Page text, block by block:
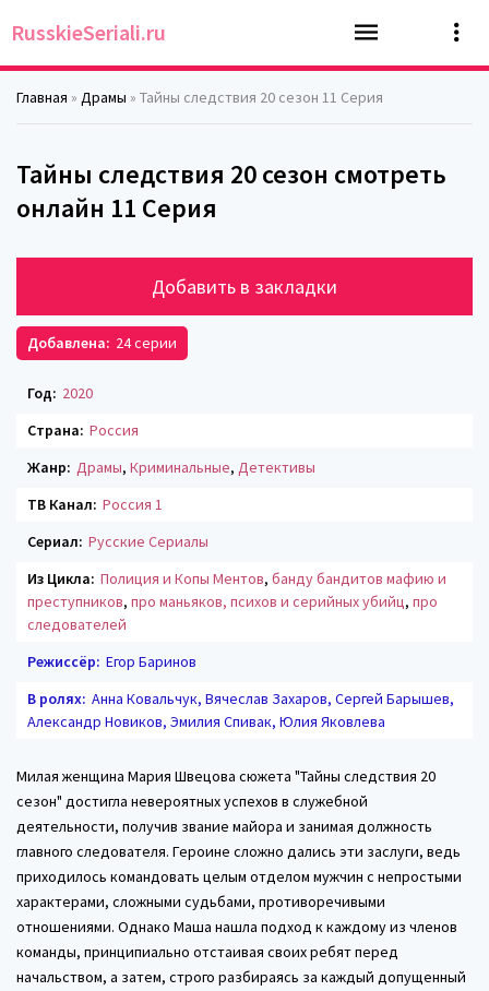
RusskieSeriali.ru
Главная » Драмы » Тайны следствия 20 сезон 11 Серия
Тайны следствия 20 сезон смотреть
онлайн 11 Серия
Добавить в закладки
Добавлена: 24 серии
Год: 2020
Страна: Россия
Жанр: Драмы, Криминальные, Детективы
ТВ Канал: Россия 1
Сериал: Русские Сериалы
Из Цикла: Полиция и Копы Ментов, банду бандитов мафию и
преступников, про маньяков, психов и серийных убийц, про
следователей
Режиссёр: Егор Баринов
В ролях: Анна Ковальчук, Вячеслав Захаров, Сергей Барышев,
Александр Новиков, Эмилия Спивак, Юлия Яковлева
Милая женщина Мария Швецова сюжета "Тайны следствия 20
сезон" достигла невероятных успехов в служебной
деятельности, получив звание майора и занимая должность
главного следователя. Героине сложно дались эти заслуги, ведь
приходилось командовать целым отделом мужчин с непростыми
характерами, сложными судьбами, противоречивыми
отношениями. Однако Маша нашла подход к каждому из членов
команды, принципиально отстаивая своих ребят перед
начальством, а затем, строго разбираясь за каждый допущенный